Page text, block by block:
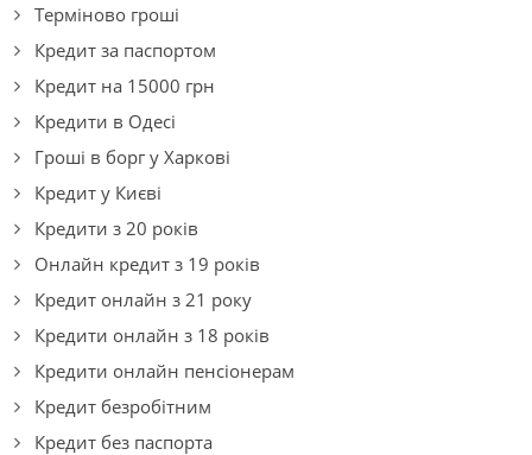
Терміново гроші
Кредит за паспортом
Кредит на 15000 грн
Кредити в Одесі
Гроші в борг у Харкові
Кредит у Києві
Кредити з 20 років
Онлайн кредит з 19 років
Кредит онлайн з 21 року
Кредити онлайн з 18 років
Кредити онлайн пенсіонерам
Кредит безробітним
Кредит без паспорта